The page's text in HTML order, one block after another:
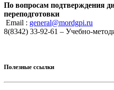
По вопросам подтверждения
переподготовки
Email : general@mordgpi.ru
8(8342) 33-92-61 – Учебно-
Полезные ссылки